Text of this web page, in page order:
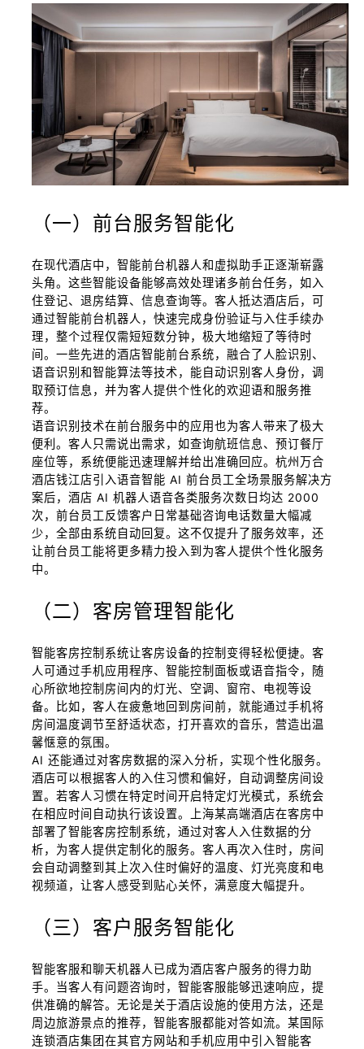
（一）前台服务智能化
在现代酒店中，智能前台机器人和虚拟助手正逐渐崭露
头角。这些智能设备能够高效处理诸多前台任务，如入
住登记、退房结算、信息查询等。客人抵达酒店后，可
通过智能前台机器人，快速完成身份验证与入住手续办
理，整个过程仅需短短数分钟，极大地缩短了等待时
间。一些先进的酒店智能前台系统，融合了人脸识别、
语音识别和智能算法等技术，能自动识别客人身份，调
取预订信息，并为客人提供个性化的欢迎语和服务推
荐。
语音识别技术在前台服务中的应用也为客人带来了极大
便利。客人只需说出需求，如查询航班信息、预订餐厅
座位等，系统便能迅速理解并给出准确回应。杭州万合
酒店钱江店引入语音智能 AI 前台员工全场景服务解决方
案后，酒店 AI 机器人语音各类服务次数日均达 2000
次，前台员工反馈客户日常基础咨询电话数量大幅减
少，全部由系统自动回复。这不仅提升了服务效率，还
让前台员工能将更多精力投入到为客人提供个性化服务
中。
（二）客房管理智能化
智能客房控制系统让客房设备的控制变得轻松便捷。客
人可通过手机应用程序、智能控制面板或语音指令，随
心所欲地控制房间内的灯光、空调、窗帘、电视等设
备。比如，客人在疲惫地回到房间前，就能通过手机将
房间温度调节至舒适状态，打开喜欢的音乐，营造出温
馨惬意的氛围。
AI 还能通过对客房数据的深入分析，实现个性化服务。
酒店可以根据客人的入住习惯和偏好，自动调整房间设
置。若客人习惯在特定时间开启特定灯光模式，系统会
在相应时间自动执行该设置。上海某高端酒店在客房中
部署了智能客房控制系统，通过对客人入住数据的分
析，为客人提供定制化的服务。客人再次入住时，房间
会自动调整到其上次入住时偏好的温度、灯光亮度和电
视频道，让客人感受到贴心关怀，满意度大幅提升。
（三）客户服务智能化
智能客服和聊天机器人已成为酒店客户服务的得力助
手。当客人有问题咨询时，智能客服能够迅速响应，提
供准确的解答。无论是关于酒店设施的使用方法，还是
周边旅游景点的推荐，智能客服都能对答如流。某国际
连锁酒店集团在其官方网站和手机应用中引入智能客